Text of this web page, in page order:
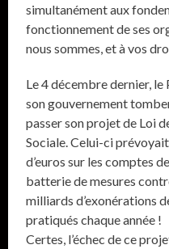
simultanément aux
fonctionnement de ses
nous sommes, et à vos
Le 4 décembre dernier,
son gouvernement
passer son projet de Loi
Sociale. Celui-ci
d’euros sur les comptes
batterie de mesures
milliards d’exonérations
pratiqués chaque année !
Certes, l’échec de ce